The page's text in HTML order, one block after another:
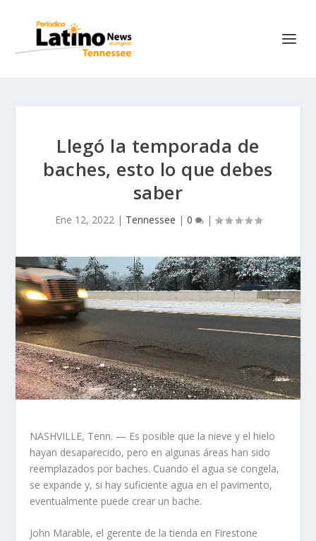
Llegó la temporada de
baches, esto lo que debes
saber
Ene 12, 2022| Tennessee | 0 |
NASHVILLE, Tenn. — Es posible que la nieve y el hielo
hayan desaparecido, pero en algunas áreas han sido
reemplazados por baches. Cuando el agua se congela,
se expande y, si hay suficiente agua en el pavimento,
eventualmente puede crear un bache.
John Marable, el gerente de la tienda en Firestone